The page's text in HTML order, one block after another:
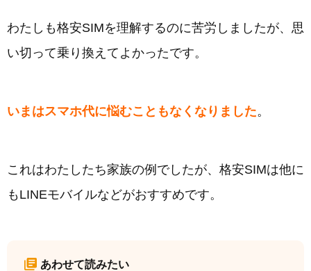
わたしも格安SIMを理解するのに苦労しましたが、思
い切って乗り換えてよかったです。
いまはスマホ代に悩むこともなくなりました。
これはわたしたち家族の例でしたが、格安SIMは他に
もLINEモバイルなどがおすすめです。
あわせて読みたい